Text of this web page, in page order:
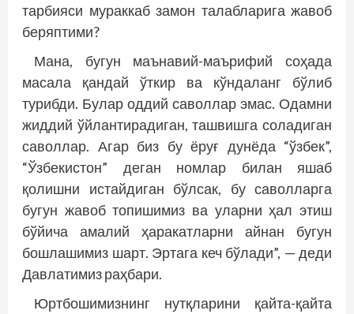
тарбияси мураккаб замон талабларига жавоб
беряптими?
Мана, бугун маънавий-маърифий соҳада
масала қандай ўткир ва кўндаланг бўлиб
турибди. Булар оддий саволлар эмас. Одамни
жиддий ўйлантирадиган, ташвишга соладиган
саволлар. Агар биз бу ёруғ дунёда “ўзбек”,
“Ўзбекистон” деган номлар билан яшаб
қолишни истайдиган бўлсак, бу саволларга
бугун жавоб топишимиз ва уларни ҳал этиш
бўйича амалий ҳаракатларни айнан бугун
бошлашимиз шарт. Эртага кеч бўлади”, — деди
Давлатимиз раҳбари.
Юртбошимизнинг нутқларини қайта-қайта